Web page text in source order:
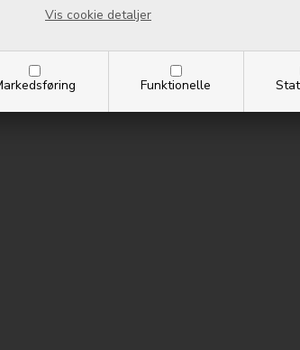
Funktionelle
Vis cookie detaljer